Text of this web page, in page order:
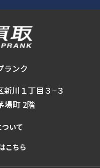
ランク
川１丁目３−３
場町 2階
いて
こちら